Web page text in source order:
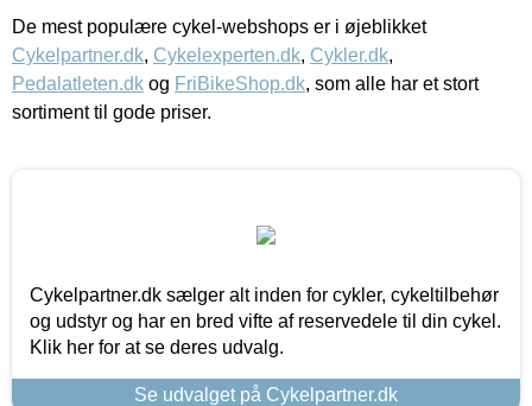
De mest populære cykel-webshops er i øjeblikket
Cykelpartner.dk, Cykelexperten.dk, Cykler.dk,
Pedalatleten.dk og FriBikeShop.dk, som alle har et stort
sortiment til gode priser.
Cykelpartner.dk sælger alt inden for cykler, cykeltilbehør
og udstyr og har en bred vifte af reservedele til din cykel.
Klik her for at se deres udvalg.
Se udvalget på Cykelpartner.dk